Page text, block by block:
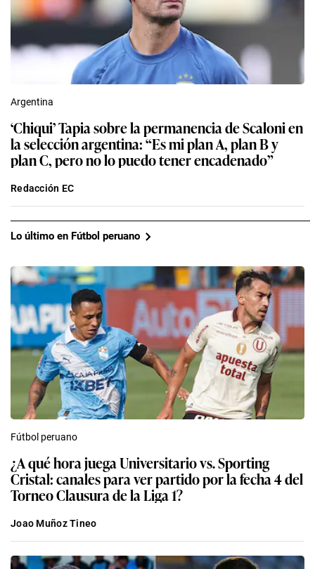
Argentina
‘Chiqui’ Tapia sobre la permanencia de Scaloni en
la selección argentina: “Es mi plan A, plan B y
plan C, pero no lo puedo tener encadenado”
Redacción EC
Lo último en Fútbol peruano
Fútbol peruano
¿A qué hora juega Universitario vs. Sporting
Cristal: canales para ver partido por la fecha 4 del
Torneo Clausura de la Liga 1?
Joao Muñoz Tineo